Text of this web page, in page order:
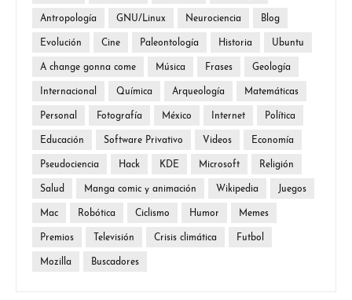
Antropología GNU/Linux Neurociencia Blog
Evolución Cine Paleontología Historia Ubuntu
A change gonna come Música Frases Geología
Internacional Química Arqueología Matemáticas
Personal Fotografía México Internet Política
Educación Software Privativo Videos Economía
Pseudociencia Hack KDE Microsoft Religión
Salud Manga comic y animación Wikipedia Juegos
Mac Robótica Ciclismo Humor Memes
Premios Televisión Crisis climática Futbol
Mozilla Buscadores